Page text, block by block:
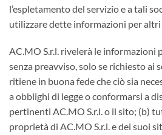
l’espletamento del servizio e a tali
utilizzare dette informazioni per altri
AC.MO S.r.l. rivelerà le informazioni
senza preavviso, solo se richiesto ai
ritiene in buona fede che ciò sia
a obblighi di legge o conformarsi a
pertinenti AC.MO S.r.l. o il sito; (b)
proprietà di AC.MO S.r.l. e dei suoi